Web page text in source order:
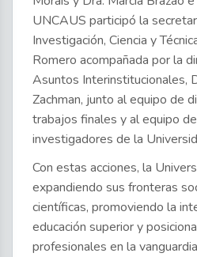
UNCAUS participó la
Investigación, Ciencia y
Romero acompañada por la
Asuntos Interinstitucionales,
Zachman, junto al equipo de
trabajos finales y al equipo
investigadores de la
Con estas acciones, la
expandiendo sus fronteras
científicas, promoviendo la
educación superior y
profesionales en la